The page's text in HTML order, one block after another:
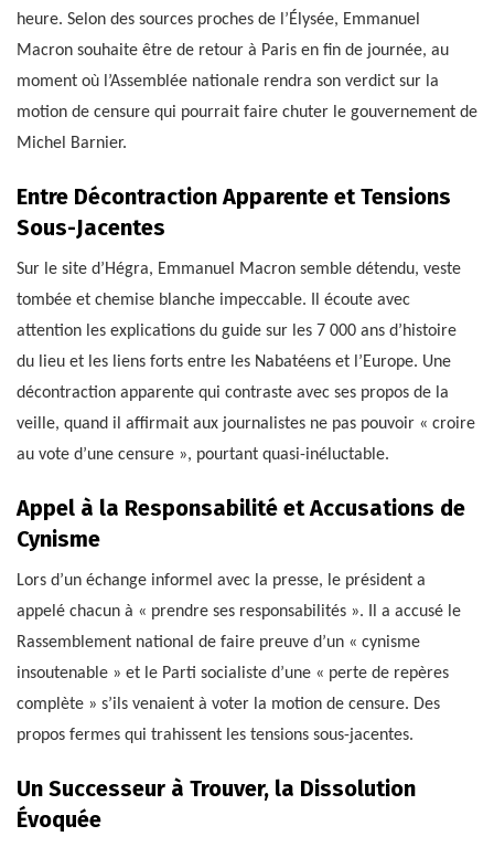
heure. Selon des sources proches de l’Élysée, Emmanuel
Macron souhaite être de retour à Paris en fin de journée, au
moment où l’Assemblée nationale rendra son verdict sur la
motion de censure qui pourrait faire chuter le gouvernement de
Michel Barnier.
Entre Décontraction Apparente et Tensions
Sous-Jacentes
Sur le site d’Hégra, Emmanuel Macron semble détendu, veste
tombée et chemise blanche impeccable. Il écoute avec
attention les explications du guide sur les 7 000 ans d’histoire
du lieu et les liens forts entre les Nabatéens et l’Europe. Une
décontraction apparente qui contraste avec ses propos de la
veille, quand il affirmait aux journalistes ne pas pouvoir « croire
au vote d’une censure », pourtant quasi-inéluctable.
Appel à la Responsabilité et Accusations de
Cynisme
Lors d’un échange informel avec la presse, le président a
appelé chacun à « prendre ses responsabilités ». Il a accusé le
Rassemblement national de faire preuve d’un « cynisme
insoutenable » et le Parti socialiste d’une « perte de repères
complète » s’ils venaient à voter la motion de censure. Des
propos fermes qui trahissent les tensions sous-jacentes.
Un Successeur à Trouver, la Dissolution
Évoquée